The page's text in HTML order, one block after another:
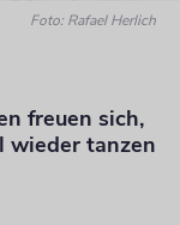
Foto: Rafael Herlich
freuen sich,
wieder tanzen